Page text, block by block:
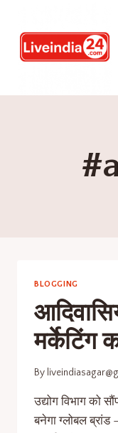
BLOGGING
मर्केटिंग
By
उद्योग विभाग को
बनेगा ग्लोबल